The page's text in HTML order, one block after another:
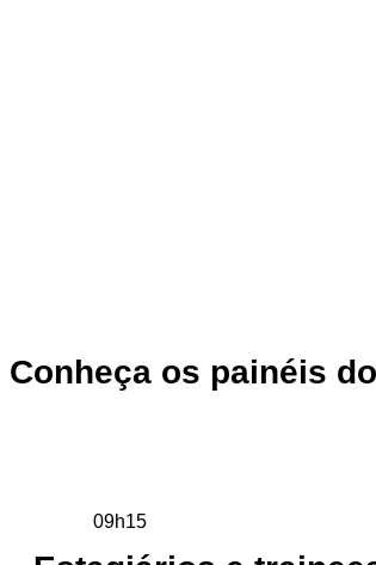
Conheça os painéis
09h15